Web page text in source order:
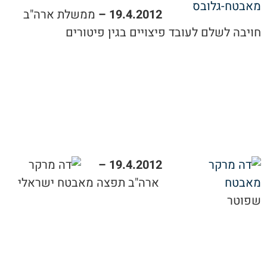
19.4.2012 –
ממשלת ארה"ב
חויבה לשלם לעובד פיצויים בגין פיטורים
19.4.2012 –
ארה"ב תפצה מאבטח ישראלי
שפוטר